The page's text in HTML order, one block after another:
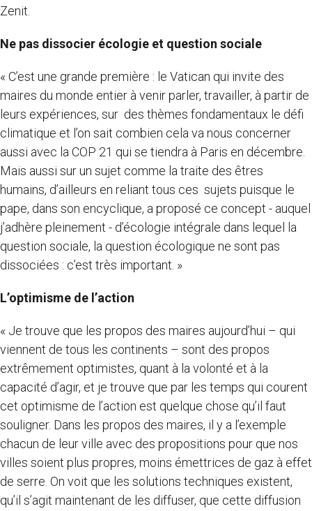
Zenit.
Ne pas dissocier écologie et question sociale
« C’est une grande première : le Vatican qui invite des
maires du monde entier à venir parler, travailler, à partir de
leurs expériences, sur des thèmes fondamentaux le défi
climatique et l’on sait combien cela va nous concerner
aussi avec la COP 21 qui se tiendra à Paris en décembre.
Mais aussi sur un sujet comme la traite des êtres
humains, d’ailleurs en reliant tous ces sujets puisque le
pape, dans son encyclique, a proposé ce concept - auquel
j’adhère pleinement - d’écologie intégrale dans lequel la
question sociale, la question écologique ne sont pas
dissociées : c’est très important. »
L’optimisme de l’action
« Je trouve que les propos des maires aujourd’hui – qui
viennent de tous les continents – sont des propos
extrêmement optimistes, quant à la volonté et à la
capacité d’agir, et je trouve que par les temps qui courent
cet optimisme de l’action est quelque chose qu’il faut
souligner. Dans les propos des maires, il y a l’exemple
chacun de leur ville avec des propositions pour que nos
villes soient plus propres, moins émettrices de gaz à effet
de serre. On voit que les solutions techniques existent,
qu’il s’agit maintenant de les diffuser, que cette diffusion